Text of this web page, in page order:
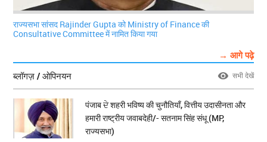
राज्यसभा सांसद Rajinder Gupta को Ministry of Finance की
Consultative Committee में नामित किया गया
→ आगे पढ़े
ब्लॉगज़ / ओपिनयन
सभी देखें
पंजाब ਦੇ शहरी भविष्य की चुनौतियाँ, वित्तीय उदासीनता और
हमारी राष्ट्रीय जवाबदेही/- सतनाम सिंह संधू (MP,
राज्यसभा)